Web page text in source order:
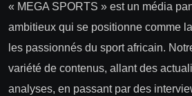
« MEGA SPORTS » est un média
ambitieux qui se positionne comme
les passionnés du sport africain.
variété de contenus, allant des
analyses, en passant par des